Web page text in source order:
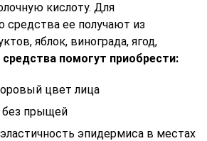
кислоту. Для
средства ее получают из
яблок, винограда, ягод,
средства помогут приобрести:
цвет лица
без прыщей
эпидермиса в местах